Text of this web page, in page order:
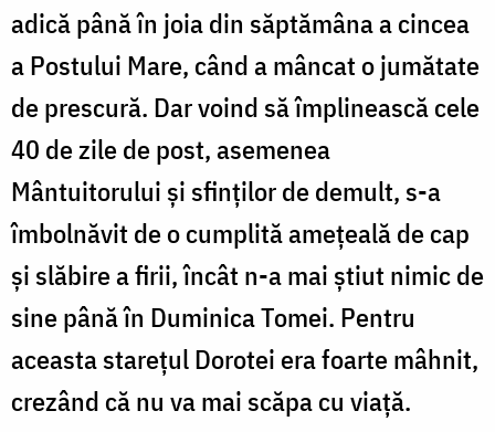
adică până în joia din săptămâna a cincea
a Postului Mare, când a mâncat o jumătate
de prescură. Dar voind să împlinească cele
40 de zile de post, asemenea
Mântuitorului și sfinților de demult, s-a
îmbolnăvit de o cumplită amețeală de cap
și slăbire a firii, încât n-a mai știut nimic de
sine până în Duminica Tomei. Pentru
aceasta starețul Dorotei era foarte mâhnit,
crezând că nu va mai scăpa cu viață.